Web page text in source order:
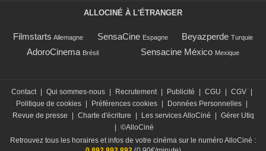
ALLOCINÉ À L'ÉTRANGER
Filmstarts Allemagne SensaCine Espagne Beyazperde Turquie
AdoroCinema Brésil Sensacine México Mexique
Contact | Qui sommes-nous | Recrutement | Publicité | CGU | CGV |
Politique de cookies | Préférences cookies | Données Personnelles |
Revue de presse
| Charte d'écriture | Les services AlloCiné | Gérer Utiq
| ©AlloCiné
Retrouvez tous les horaires et infos de votre cinéma sur le numéro AlloCiné :